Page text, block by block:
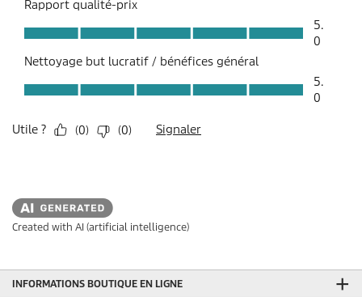
Created with AI (artificial intelligence)
INFORMATIONS BOUTIQUE EN LIGNE